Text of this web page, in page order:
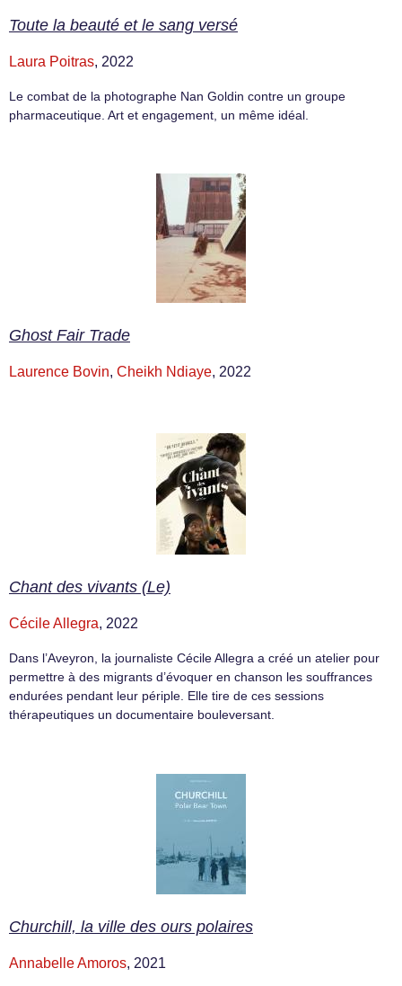
Toute la beauté et le sang versé
Laura Poitras, 2022
Le combat de la photographe Nan Goldin contre un groupe
pharmaceutique. Art et engagement, un même idéal.
Ghost Fair Trade
Laurence Bovin, Cheikh Ndiaye, 2022
Chant des vivants (Le)
Cécile Allegra, 2022
Dans l’Aveyron, la journaliste Cécile Allegra a créé un atelier pour
permettre à des migrants d’évoquer en chanson les souffrances
endurées pendant leur périple. Elle tire de ces sessions
thérapeutiques un documentaire bouleversant.
Churchill, la ville des ours polaires
Annabelle Amoros, 2021